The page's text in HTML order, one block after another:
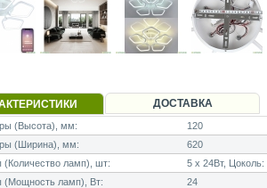
ДОСТАВКА
(Высота), мм:
120
(Ширина), мм:
620
(Количество ламп), шт:
5 x 24Вт, Цоколь:
(Мощность ламп), Вт:
24